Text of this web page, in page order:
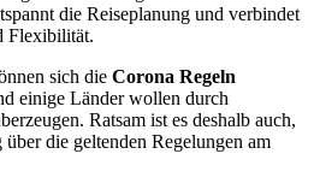
die Reiseplanung und verbindet
Flexibilität.
sich die Corona Regeln
einige Länder wollen durch
Ratsam ist es deshalb auch,
die geltenden Regelungen am